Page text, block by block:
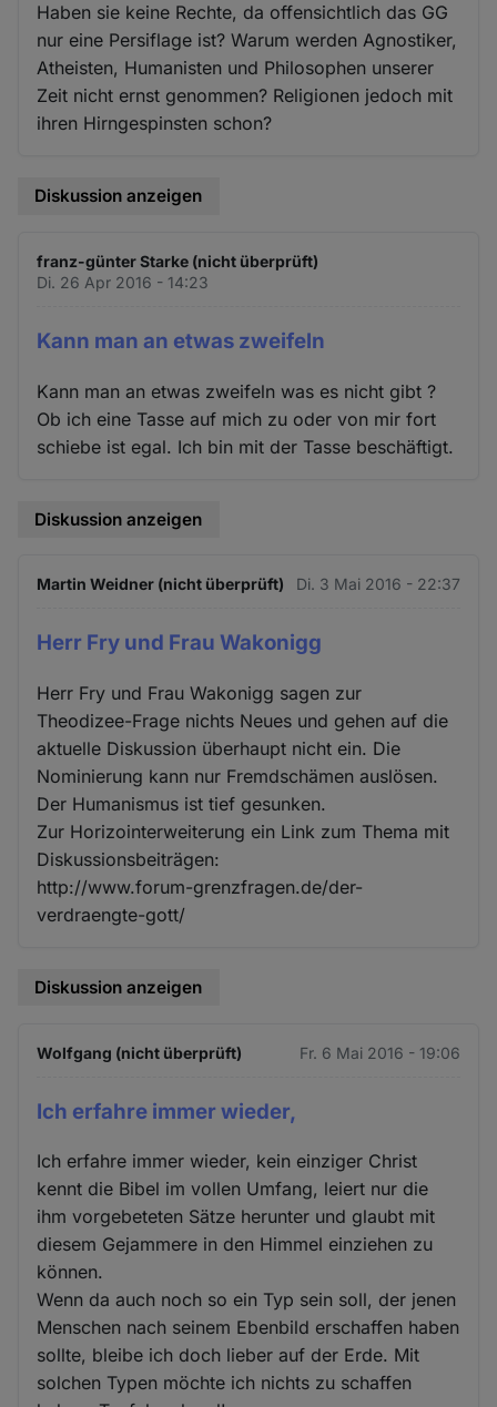
Haben sie keine Rechte, da offensichtlich das GG
nur eine Persiflage ist? Warum werden Agnostiker,
Atheisten, Humanisten und Philosophen unserer
Zeit nicht ernst genommen? Religionen jedoch mit
ihren Hirngespinsten schon?
Diskussion anzeigen
franz-günter Starke (nicht überprüft)
Di. 26 Apr 2016 - 14:23
Kann man an etwas zweifeln
Kann man an etwas zweifeln was es nicht gibt ?
Ob ich eine Tasse auf mich zu oder von mir fort
schiebe ist egal. Ich bin mit der Tasse beschäftigt.
Diskussion anzeigen
Martin Weidner (nicht überprüft) Di. 3 Mai 2016 - 22:37
Herr Fry und Frau Wakonigg
Herr Fry und Frau Wakonigg sagen zur
Theodizee-Frage nichts Neues und gehen auf die
aktuelle Diskussion überhaupt nicht ein. Die
Nominierung kann nur Fremdschämen auslösen.
Der Humanismus ist tief gesunken.
Zur Horizointerweiterung ein Link zum Thema mit
Diskussionsbeiträgen:
http://www.forum-grenzfragen.de/der-
verdraengte-gott/
Diskussion anzeigen
Wolfgang (nicht überprüft) Fr. 6 Mai 2016 - 19:06
Ich erfahre immer wieder,
Ich erfahre immer wieder, kein einziger Christ
kennt die Bibel im vollen Umfang, leiert nur die
ihm vorgebeteten Sätze herunter und glaubt mit
diesem Gejammere in den Himmel einziehen zu
können.
Wenn da auch noch so ein Typ sein soll, der jenen
Menschen nach seinem Ebenbild erschaffen haben
sollte, bleibe ich doch lieber auf der Erde. Mit
solchen Typen möchte ich nichts zu schaffen